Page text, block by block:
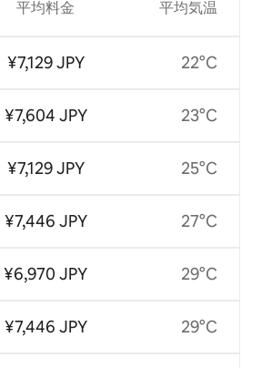
平均料金
¥7,129 JPY
¥7,604 JPY
¥7,129 JPY
¥7,446 JPY
¥6,970 JPY
¥7,446 JPY
平均気温
22°C
23°C
25°C
27°C
29°C
29°C